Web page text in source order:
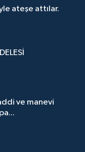
ateşe attılar.
ve manevi